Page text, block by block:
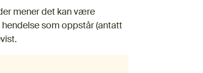
mener det kan være
som oppstår (antatt